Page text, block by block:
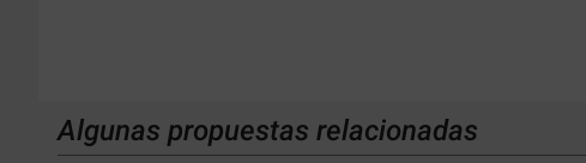
Algunas propuestas relacionadas